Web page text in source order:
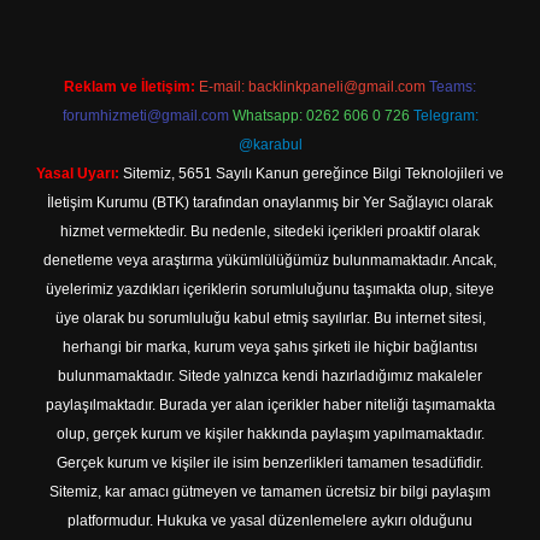
Reklam ve İletişim: E-mail: backlinkpaneli@gmail.com Teams:
forumhizmeti@gmail.com Whatsapp: 0262 606 0 726 Telegram:
@karabul
Yasal Uyarı: Sitemiz, 5651 Sayılı Kanun gereğince Bilgi Teknolojileri ve
İletişim Kurumu (BTK) tarafından onaylanmış bir Yer Sağlayıcı olarak
hizmet vermektedir. Bu nedenle, sitedeki içerikleri proaktif olarak
denetleme veya araştırma yükümlülüğümüz bulunmamaktadır. Ancak,
üyelerimiz yazdıkları içeriklerin sorumluluğunu taşımakta olup, siteye
üye olarak bu sorumluluğu kabul etmiş sayılırlar. Bu internet sitesi,
herhangi bir marka, kurum veya şahıs şirketi ile hiçbir bağlantısı
bulunmamaktadır. Sitede yalnızca kendi hazırladığımız makaleler
paylaşılmaktadır. Burada yer alan içerikler haber niteliği taşımamakta
olup, gerçek kurum ve kişiler hakkında paylaşım yapılmamaktadır.
Gerçek kurum ve kişiler ile isim benzerlikleri tamamen tesadüfidir.
Sitemiz, kar amacı gütmeyen ve tamamen ücretsiz bir bilgi paylaşım
platformudur. Hukuka ve yasal düzenlemelere aykırı olduğunu